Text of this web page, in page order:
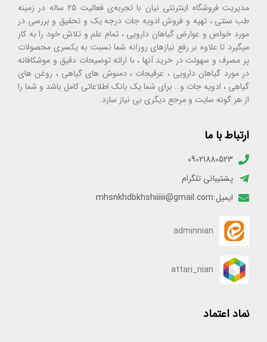
مدیریت فروشگاه اینترنتی نیان با تجربه‌ی فعالیت ۲۵ ساله در زمینه
طب سنتی ، تهیه و فروش ادویه جات درجه یک و تحقیق و بررسی در
مورد خواص و عوارض گیاهان دارویی ، تمام علم و تلاش خود را به کار
میگیرد تا علاوه بر رفع نیازهای روزانه شما نسبت به یکسری محصولات
پر مصرف و سهولت در خرید آنها ، با ارائه توضیحات دقیق و موشکافانه
در مورد گیاهان دارویی ، عرقیجات ، دمنوش های گیاهی ، روغن های
گیاهی ، ادویه جات و… برای شما یک بانک اطلاعاتی کامل باشد و شما را
از هر گونه سایت و مرجع دیگری بی نیاز سازد.
ارتباط با ما
09021880523
پشتیبانی تلگرام
ایمیل:mhsnkhdbkhshiiiiii@gmail.com
adminnian
attari_nian
نماد اعتماد